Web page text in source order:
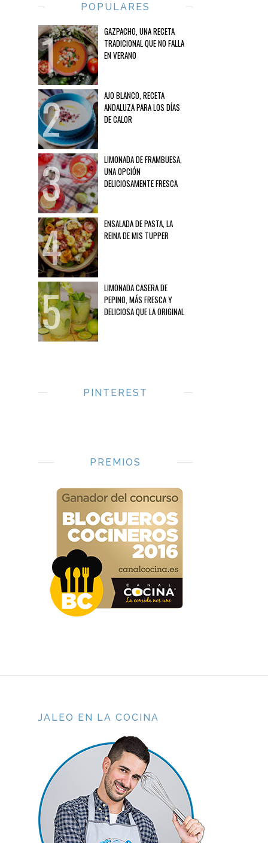
POPULARES
GAZPACHO, UNA RECETA
TRADICIONAL QUE NO FALLA
EN VERANO
AJO BLANCO, RECETA
ANDALUZA PARA LOS DÍAS
DE CALOR
LIMONADA DE FRAMBUESA,
UNA OPCIÓN
DELICIOSAMENTE FRESCA
ENSALADA DE PASTA, LA
REINA DE MIS TUPPER
LIMONADA CASERA DE
PEPINO, MÁS FRESCA Y
DELICIOSA QUE LA ORIGINAL
PINTEREST
PREMIOS
JALEO EN LA COCINA